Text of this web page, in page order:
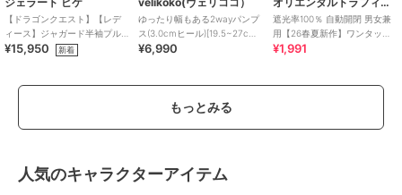
【ドラゴンクエスト】【レデ
ィース】ジャガード半袖プル
オーバー&ショートパンツセッ
¥15,950 新着
ゆったり幅もある2wayパンプ
ス(3.0cmヒール)[19.5~27cm]
ラクチンきれいシューズ
¥6,990
遮光率100％ 自動開閉 男女兼
用【26春夏新作】ワンタッチ
晴雨兼用 折りたたみ傘 /G-
¥1,991
もっとみる
人気のキャラクターアイテム